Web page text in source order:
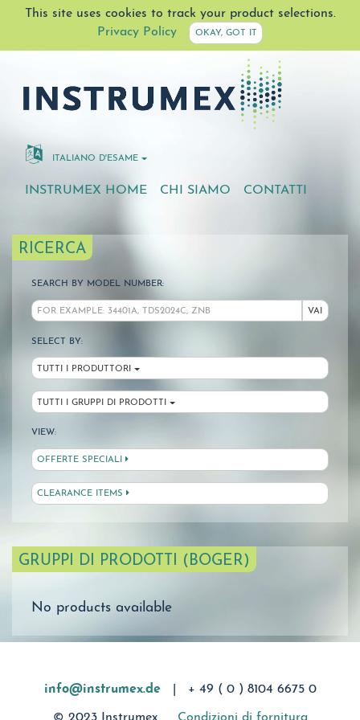
This site uses cookies to track your product selections.
Privacy Policy
OKAY, GOT IT
ITALIANO D'ESAME
INSTRUMEX HOME CHI SIAMO CONTATTI
RICERCA
SEARCH BY MODEL NUMBER:
VAI
SELECT BY:
TUTTI I PRODUTTORI
TUTTI I GRUPPI DI PRODOTTI
VIEW:
OFFERTE SPECIALI
CLEARANCE ITEMS
GRUPPI DI PRODOTTI (BOGER)
No products available
info@instrumex.de + 49 ( 0 ) 8104 6675 0